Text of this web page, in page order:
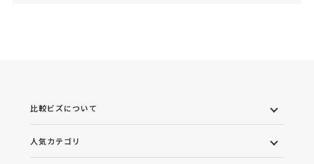
比較ビズについて
人気カテゴリ